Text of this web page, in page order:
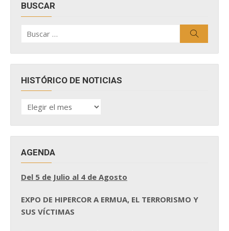
BUSCAR
por:
HISTÓRICO DE NOTICIAS
HISTÓRICO
DE
AGENDA
Del 5 de Julio al 4 de Agosto
EXPO DE HIPERCOR A ERMUA, EL TERRORISMO Y
SUS VÍCTIMAS